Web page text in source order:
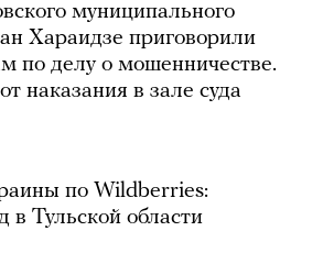
муниципального
Хараидзе приговорили
по делу о мошенничестве.
наказания в зале суда
по Wildberries:
в Тульской области